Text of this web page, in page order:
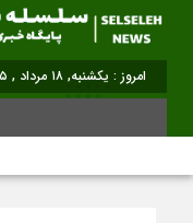
امروز : یکشنبه, ۱۸ مرداد , ۱۴۰۵